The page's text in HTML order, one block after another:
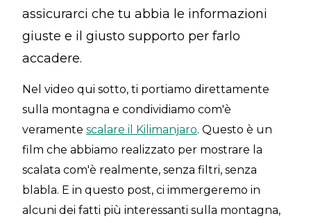
assicurarci che tu abbia le informazioni
giuste e il giusto supporto per farlo
accadere.
Nel video qui sotto, ti portiamo direttamente
sulla montagna e condividiamo com'è
veramente scalare il Kilimanjaro. Questo è un
film che abbiamo realizzato per mostrare la
scalata com'è realmente, senza filtri, senza
blabla. E in questo post, ci immergeremo in
alcuni dei fatti più interessanti sulla montagna,